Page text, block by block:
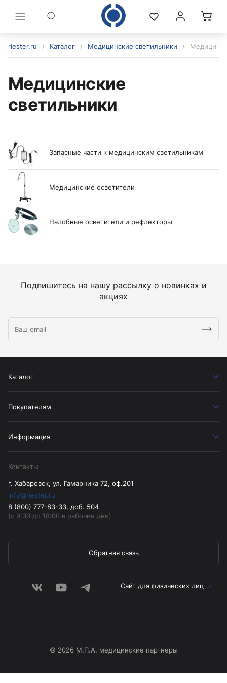
riester.ru / Каталог / Медицинские светильники /
Медицинские
светильники
Запасные части к медицинским светильникам
Медицинские осветители
Налобные осветители и рефлекторы
Подпишитесь на нашу рассылку о новинках и
акциях
Каталог
Покупателям
Информация
Контакты
г. Хабаровск, ул. Гамарника 72, оф.201
info@riester.ru
8 (800) 777-83-33, доб. 504
(с 9:30 до 18:00 в рабочие дни)
Обратная связь
Сайт для физических лиц
© 2026 М.П.А. медицинские партнеры